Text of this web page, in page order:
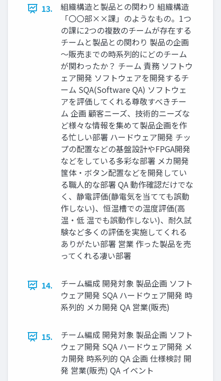
13.
組織構造と製品との関わり 組織構造
「〇〇部××課」のようなもの。1つ
の課に2つの複数のチームが存在する
チームと製品との関わり 製品の企画
～販売までの時系列的にどのチーム
が関わったか？ チーム 責務 ソフトウ
ェア開発 ソフトウェアを開発するチ
ーム SQA(Software QA) ソフトウェ
アを評価してくれる尊敬すべきチー
ム 企画 顧客ニーズ、技術的ニーズな
ど様々な情報を集めて製品企画を作
る忙しい部署 ハードウェア開発 チッ
プの配置などの基盤設計やFPGA開発
などをしている多彩な部署 メカ開発
筺体・ボタン配置などを開発してい
る職人的な部署 QA 動作確認だけでな
く、静電評価(静電気を当てても誤動
作しない)、恒温槽での温度評価(高
温・低 温でも誤動作しない)、耐久試
験など多くの評価を実施してくれる
ありがたい部署 営業 作った製品を売
ってくれる凄い部署
14.
チーム編成 開発対象 製品企画 ソフト
ウェア開発 SQA ハードウェア開発 時
系列的 メカ開発 QA 営業(販売)
15.
チーム編成 開発対象 製品企画 ソフト
ウェア開発 SQA ハードウェア開発 メ
カ開発 時系列的 QA 企画 仕様検討 開
発 営業(販売) QA イベント